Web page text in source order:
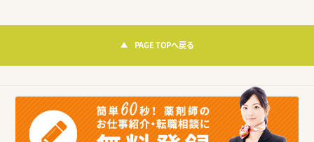
PAGE TOPへ戻る